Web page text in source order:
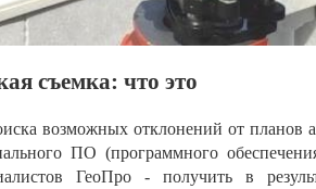
съемка: что это
возможных отклонений от планов
ПО (программного
ГеоПро - получить в